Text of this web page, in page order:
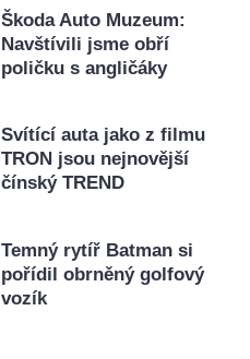
Škoda Auto Muzeum:
Navštívili jsme obří
poličku s angličáky
Svítící auta jako z filmu
TRON jsou nejnovější
čínský TREND
Temný rytíř Batman si
pořídil obrněný golfový
vozík